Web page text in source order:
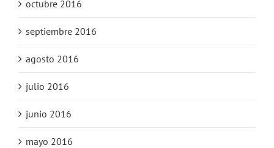
octubre 2016
septiembre 2016
agosto 2016
julio 2016
junio 2016
mayo 2016